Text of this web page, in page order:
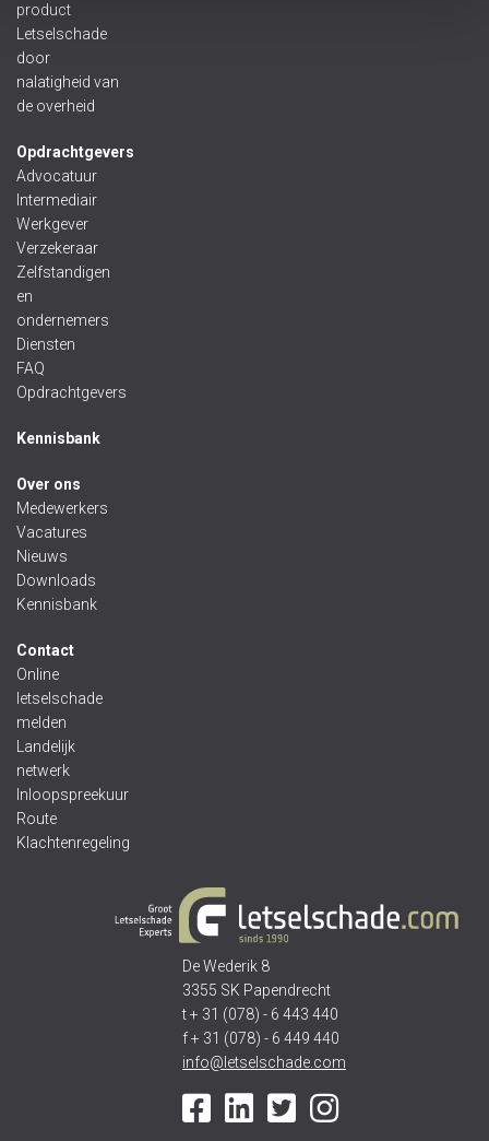
product
Letselschade
door
nalatigheid van
de overheid
Opdrachtgevers
Advocatuur
Intermediair
Werkgever
Verzekeraar
Zelfstandigen
en
ondernemers
Diensten
FAQ
Opdrachtgevers
Kennisbank
Over ons
Medewerkers
Vacatures
Nieuws
Downloads
Kennisbank
Contact
Online
letselschade
melden
Landelijk
netwerk
Inloopspreekuur
Route
Klachtenregeling
De Wederik 8
3355 SK Papendrecht
t + 31 (078) - 6 443 440
f + 31 (078) - 6 449 440
info@letselschade.com